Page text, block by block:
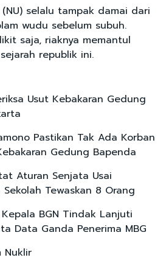
(NU) selalu tampak damai dari
wudu sebelum subuh.
saja, riaknya memantul
republik ini.
Usut Kebakaran Gedung
Pastikan Tak Ada Korban
Gedung Bapenda
Aturan Senjata Usai
Sekolah Tewaskan 8 Orang
Kepala BGN Tindak Lanjuti
Data Ganda Penerima MBG
Nuklir